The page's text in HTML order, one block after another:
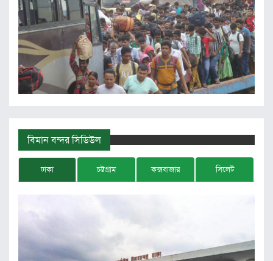
বিমান বন্দর সিডিউল
ঢাকা চট্টগ্রাম কক্সবাজার সিলেট